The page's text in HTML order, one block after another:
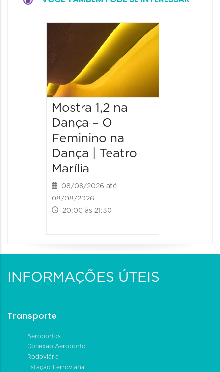
Mostra 1,2 na
Dança – O
Feminino na
Dança | Teatro
Marília
08/08/2026 até
08/08/2026
20:00 às 21:30
INFORMAÇÕES ÚTEIS
Transporte
Aeroportos
Conexão Aeroporto
Rodoviária
Estação Ferroviária